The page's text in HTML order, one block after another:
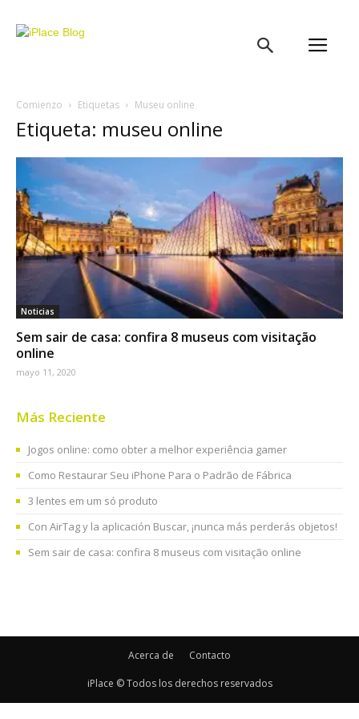
Comienzo Etiquetas Museu online
Etiqueta: museu online
Noticias
Sem sair de casa: confira 8 museus com visitação
online
mayo 11, 2020
Más Reciente
Jogos online: como obter a melhor experiência gamer
Como Restaurar Seu iPhone Para o Padrão de Fábrica
3 lentes em um só produto
Con AirTag y la aplicación Buscar, ¡nunca más perderás objetos!
Sem sair de casa: confira 8 museus com visitação online
Acerca de Contacto
iPlace © Todos los derechos reservados